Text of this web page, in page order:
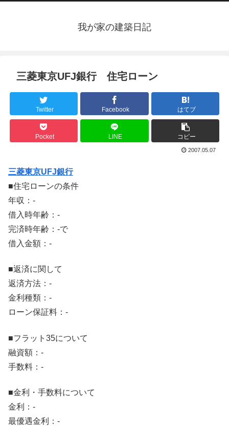
我が家の建築日記
三菱東京UFJ銀行 住宅ローン
Twitter Facebook はてブ
Pocket LINE コピー
2007.05.07
三菱東京UFJ銀行
■住宅ローンの条件
年収：-
借入時年齢：-
完済時年齢：-で
借入金額：-
■返済に関して
返済方法：-
金利種類：-
ローン保証料：-
■フラット35について
融資額：-
手数料：-
■金利・手数料について
金利：-
最優遇金利：-